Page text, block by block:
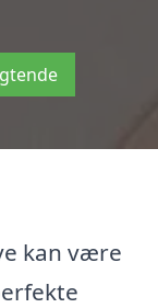
kan være